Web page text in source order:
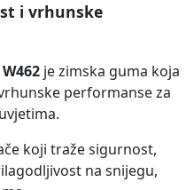
i vrhunske
je zimska guma koja
performanse za
koji traže sigurnost,
na snijegu,